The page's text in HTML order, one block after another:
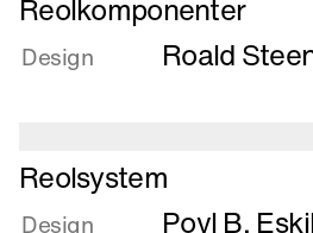
mere
om
Reolkomponenter
Design Roald
Læs
mere
om
Reolsystem
Design Povl B.